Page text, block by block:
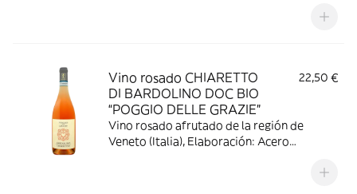
Vino rosado CHIARETTO
DI BARDOLINO DOC BIO
“POGGIO DELLE GRAZIE”
22,50 €
Vino rosado afrutado de la región de
Veneto (Italia), Elaboración: Acero